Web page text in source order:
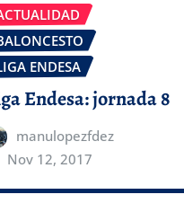
ENDESA
Endesa: jornada 8
manulopezfdez
Nov 12, 2017